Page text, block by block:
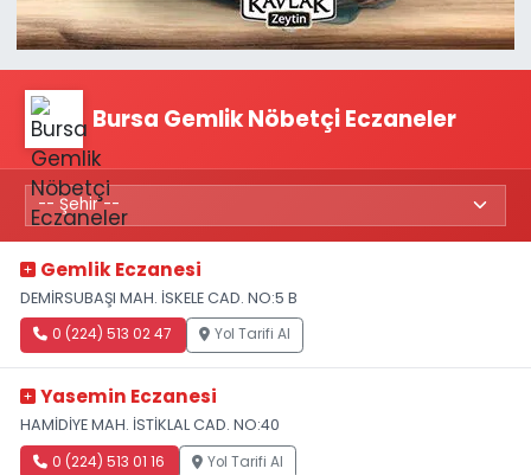
Bursa Gemlik Nöbetçi Eczaneler
Gemlik Eczanesi
DEMİRSUBAŞI MAH. İSKELE CAD. NO:5 B
0 (224) 513 02 47 Yol Tarifi Al
Yasemin Eczanesi
HAMİDİYE MAH. İSTİKLAL CAD. NO:40
0 (224) 513 01 16 Yol Tarifi Al